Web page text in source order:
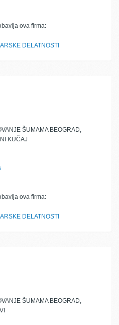
ova firma:
DELATNOSTI
ŠUMAMA BEOGRAD,
KUČAJ
ova firma:
DELATNOSTI
ŠUMAMA BEOGRAD,